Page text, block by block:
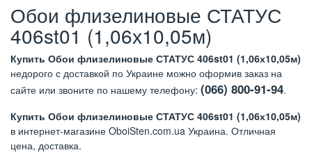
Обои флизелиновые СТАТУС
406st01 (1,06х10,05м)
Купить Обои флизелиновые СТАТУС 406st01 (1,06х10,05м)
недорого с доставкой по Украине можно оформив заказ на
сайте или звоните по нашему телефону: (066) 800-91-94.
Купить Обои флизелиновые СТАТУС 406st01 (1,06х10,05м)
в интернет-магазине OboiSten.com.ua Украина. Отличная
цена, доставка.